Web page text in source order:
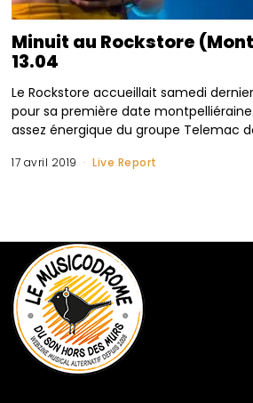
Minuit au Rockstore
13.04
Le Rockstore accueillait samedi
pour sa première date
assez énergique du groupe Telemac
17 avril 2019 Live Report